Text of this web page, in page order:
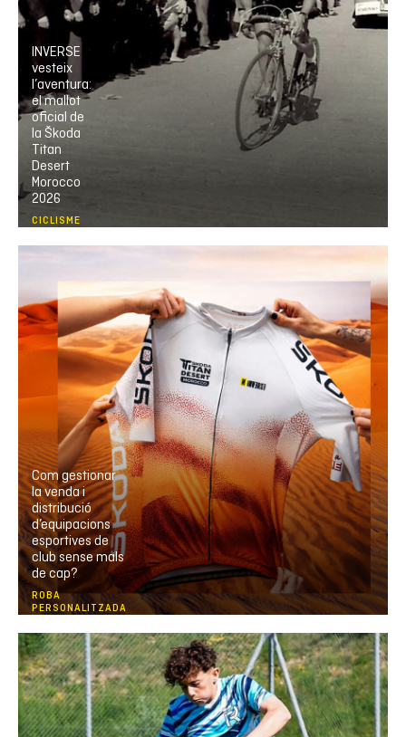
INVERSE
vesteix
l’aventura:
el mallot
oficial de
la Škoda
Titan
Desert
Morocco
2026
CICLISME
Com gestionar
la venda i
distribució
d’equipacions
esportives de
club sense mals
de cap?
ROBA
PERSONALITZADA